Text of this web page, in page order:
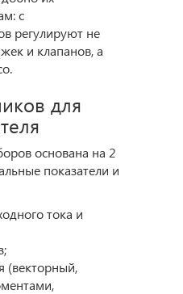
с
регулируют не
и клапанов, а
для
основана на 2
показатели и
тока и
(векторный,